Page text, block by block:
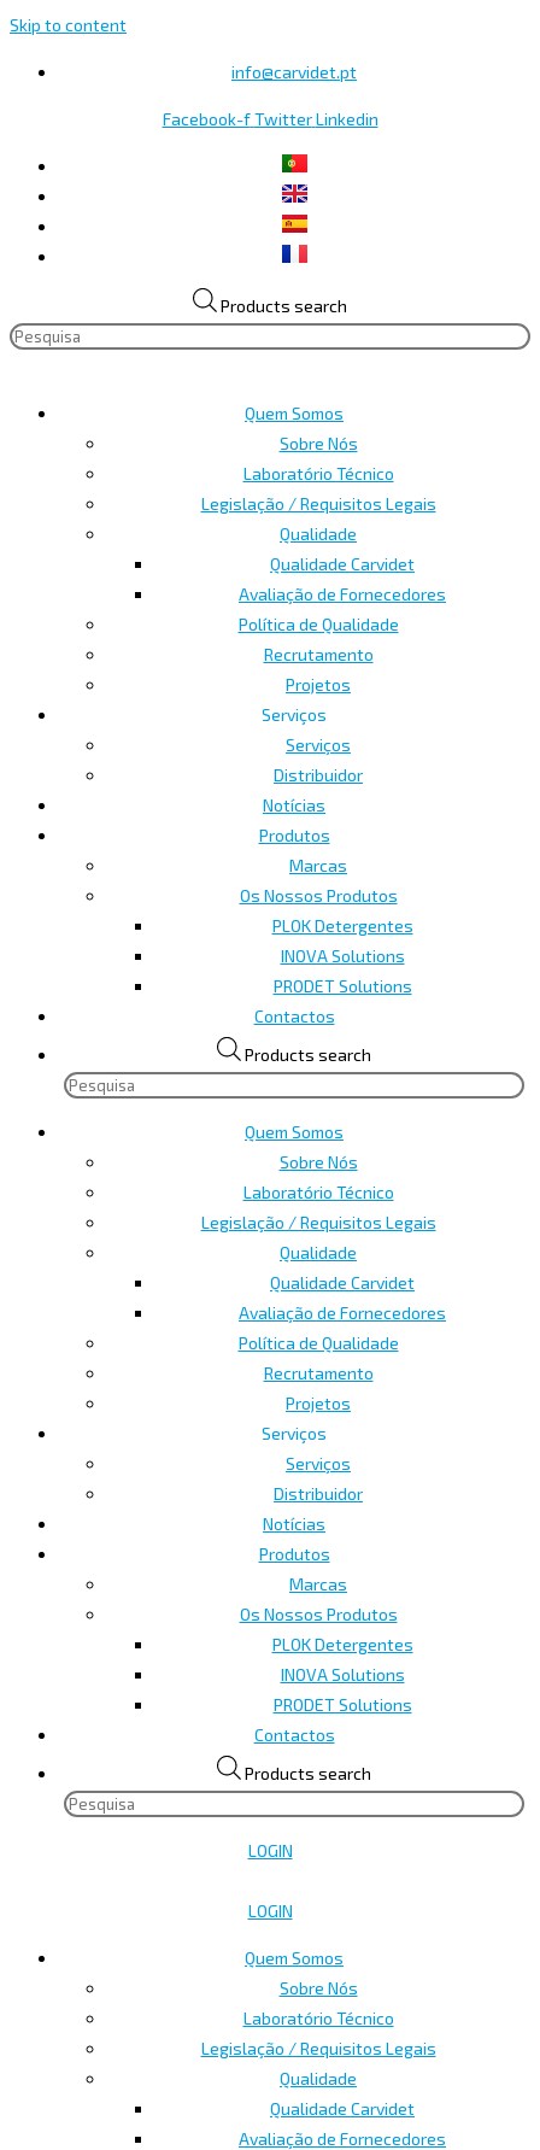
Skip to content
info@carvidet.pt
Facebook-f Twitter Linkedin
Products search
Quem Somos
Sobre Nós
Laboratório Técnico
Legislação / Requisitos Legais
Qualidade
Qualidade Carvidet
Avaliação de Fornecedores
Política de Qualidade
Recrutamento
Projetos
Serviços
Serviços
Distribuidor
Notícias
Produtos
Marcas
Os Nossos Produtos
PLOK Detergentes
INOVA Solutions
PRODET Solutions
Contactos
Products search
Quem Somos
Sobre Nós
Laboratório Técnico
Legislação / Requisitos Legais
Qualidade
Qualidade Carvidet
Avaliação de Fornecedores
Política de Qualidade
Recrutamento
Projetos
Serviços
Serviços
Distribuidor
Notícias
Produtos
Marcas
Os Nossos Produtos
PLOK Detergentes
INOVA Solutions
PRODET Solutions
Contactos
Products search
LOGIN
LOGIN
Quem Somos
Sobre Nós
Laboratório Técnico
Legislação / Requisitos Legais
Qualidade
Qualidade Carvidet
Avaliação de Fornecedores